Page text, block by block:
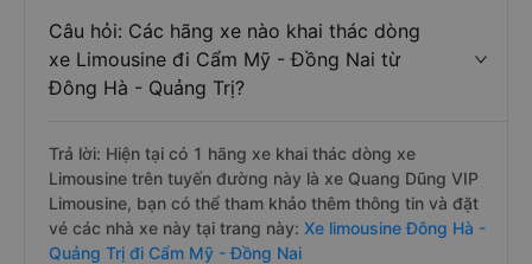
Câu hỏi: Các hãng xe nào khai thác dòng
xe Limousine đi Cẩm Mỹ - Đồng Nai từ
Đông Hà - Quảng Trị?
Trả lời: Hiện tại có 1 hãng xe khai thác dòng xe
Limousine trên tuyến đường này là xe Quang Dũng VIP
Limousine, bạn có thể tham khảo thêm thông tin và đặt
vé các nhà xe này tại trang này: Xe limousine Đông Hà -
Quảng Trị đi Cẩm Mỹ - Đồng Nai